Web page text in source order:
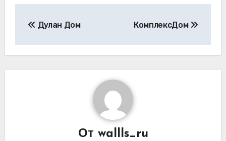
записям
Дулан Дом КомплексДом
От wallls_ru